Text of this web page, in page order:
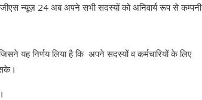
न्यूज़ 24 अब अपने सभी सदस्यों को अनिवार्य रूप से कम्पनी
यह निर्णय लिया है कि अपने सदस्यों व कर्मचारियों के लिए